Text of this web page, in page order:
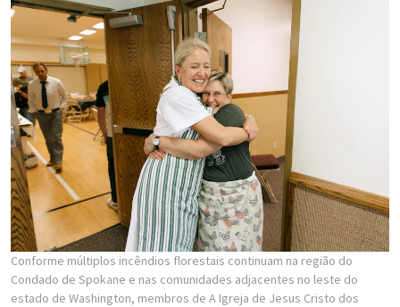
Conforme múltiplos incêndios florestais continuam na região do
Condado de Spokane e nas comunidades adjacentes no leste do
estado de Washington, membros de A Igreja de Jesus Cristo dos